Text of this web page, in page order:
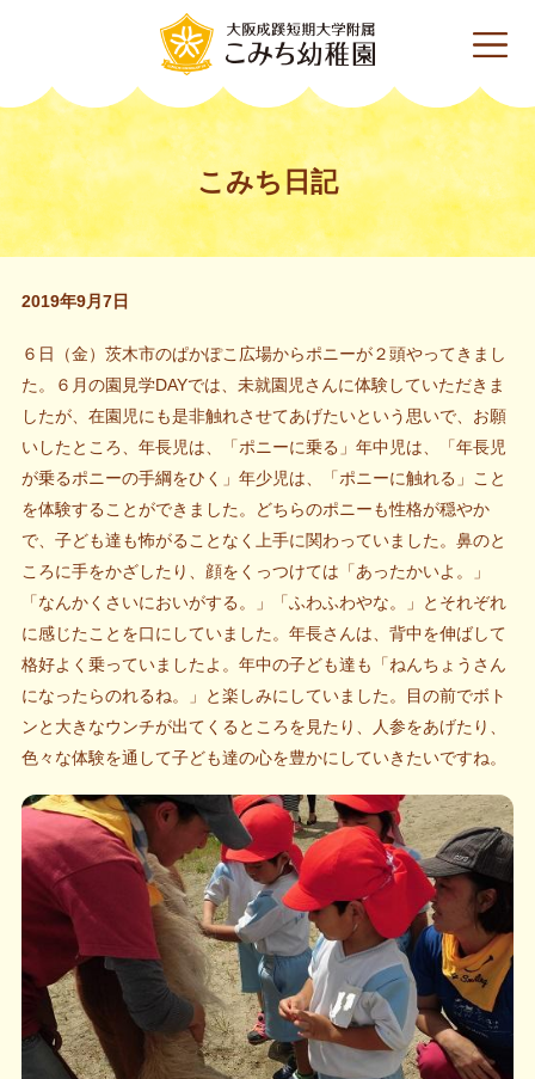
こみち日記
2019年9月7日
６日（金）茨木市のぱかぽこ広場からポニーが２頭やってきまし
た。６月の園見学DAYでは、未就園児さんに体験していただきま
したが、在園児にも是非触れさせてあげたいという思いで、お願
いしたところ、年長児は、「ポニーに乗る」年中児は、「年長児
が乗るポニーの手綱をひく」年少児は、「ポニーに触れる」こと
を体験することができました。どちらのポニーも性格が穏やか
で、子ども達も怖がることなく上手に関わっていました。鼻のと
ころに手をかざしたり、顔をくっつけては「あったかいよ。」
「なんかくさいにおいがする。」「ふわふわやな。」とそれぞれ
に感じたことを口にしていました。年長さんは、背中を伸ばして
格好よく乗っていましたよ。年中の子ども達も「ねんちょうさん
になったらのれるね。」と楽しみにしていました。目の前でボト
ンと大きなウンチが出てくるところを見たり、人参をあげたり、
色々な体験を通して子ども達の心を豊かにしていきたいですね。